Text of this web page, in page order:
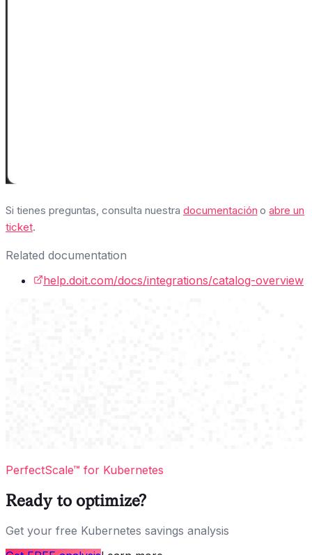
Si tienes preguntas, consulta nuestra documentación oabre un
ticket.
Related documentation
help.doit.com/docs/integrations/catalog-overview
PerfectScale™ for Kubernetes
Ready to optimize?
Get your free Kubernetes savings analysis